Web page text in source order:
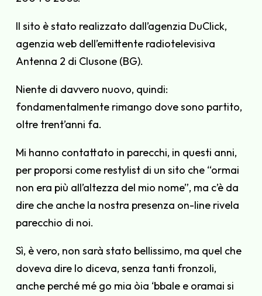
Il sito è stato realizzato dall’agenzia DuClick,
agenzia web dell’emittente radiotelevisiva
Antenna 2 di Clusone (BG).
Niente di davvero nuovo, quindi:
fondamentalmente rimango dove sono partito,
oltre trent’anni fa.
Mi hanno contattato in parecchi, in questi anni,
per proporsi come restylist di un sito che “ormai
non era più all’altezza del mio nome”, ma c’è da
dire che anche la nostra presenza on-line rivela
parecchio di noi.
Sì, è vero, non sarà stato bellissimo, ma quel che
doveva dire lo diceva, senza tanti fronzoli,
anche perché mé go mia òia ‘bbale e oramai si